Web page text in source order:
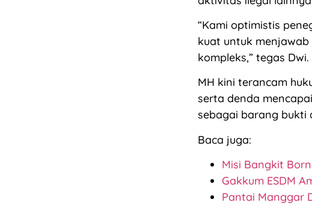
“Kami optimistis
kuat untuk
kompleks,” tegas Dwi.
MH kini terancam
serta denda
sebagai barang bukti
Baca juga:
Misi Bangkit
Gakkum ESDM
Pantai Manggar